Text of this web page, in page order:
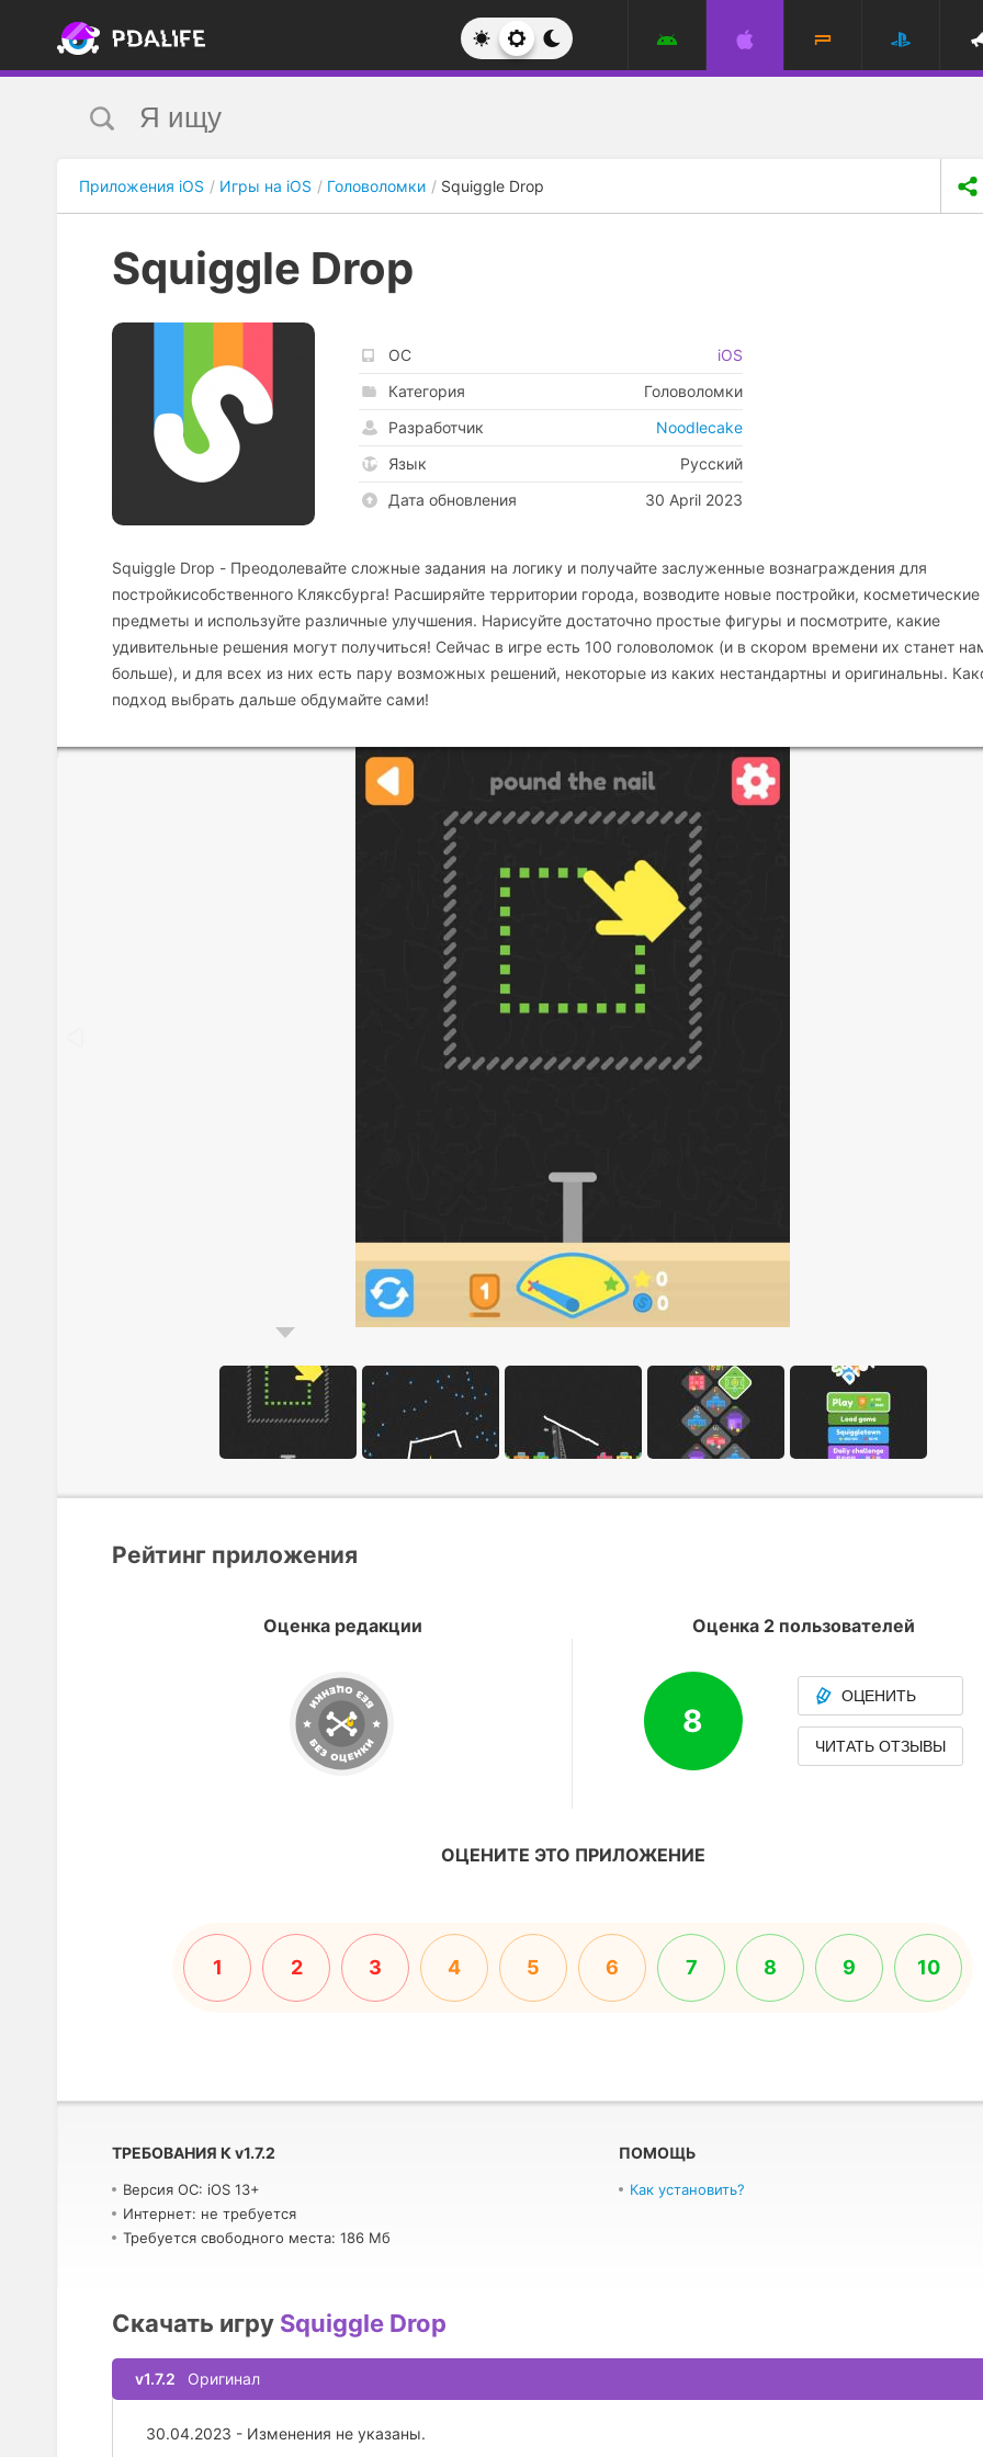
Приложения iOS Игры на iOS Головоломки Squiggle Drop
Squiggle Drop
ОС
iOS
Категория
Головоломки
Разработчик
Noodlecake
Язык
Русский
Дата обновления
30 April 2023
Squiggle Drop - Преодолевайте сложные задания на логику и получайте заслуженные вознаграждения для
постройкисобственного Кляксбурга! Расширяйте территории города, возводите новые постройки, косметические
предметы и используйте различные улучшения. Нарисуйте достаточно простые фигуры и посмотрите, какие
удивительные решения могут получиться! Сейчас в игре есть 100 головоломок (и в скором времени их станет
больше), и для всех из них есть пару возможных решений, некоторые из каких нестандартны и оригинальны.
подход выбрать дальше обдумайте сами!
Рейтинг приложения
Оценка редакции Оценка 2 пользователей
8
ОЦЕНИТЬ
ЧИТАТЬ ОТЗЫВЫ
ОЦЕНИТЕ ЭТО ПРИЛОЖЕНИЕ
1 2 3 4 5 6 7 8 9 10
ТРЕБОВАНИЯ К v1.7.2
Версия ОС: iOS 13+
Интернет: не требуется
Требуется свободного места: 186 Мб
ПОМОЩЬ
Как установить?
Скачать игру Squiggle Drop
v1.7.2 Оригинал
30.04.2023 - Изменения не указаны.